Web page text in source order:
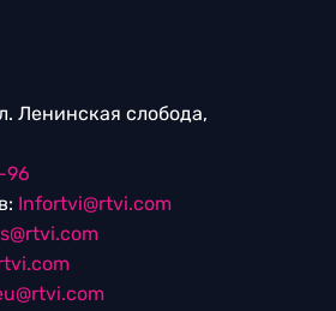
Ленинская слобода,
96
Infortvi@rtvi.com